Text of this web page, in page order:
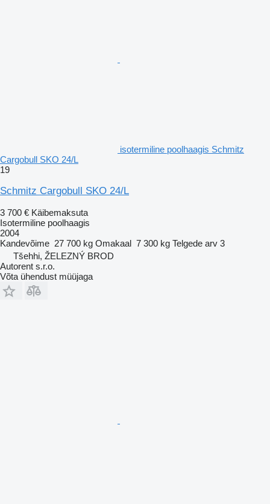
isotermiline poolhaagis Schmitz
Cargobull SKO 24/L
19
Schmitz Cargobull SKO 24/L
3 700 € Käibemaksuta
Isotermiline poolhaagis
2004
Kandevõime 27 700 kg Omakaal 7 300 kg Telgede arv 3
Tšehhi, ŽELEZNÝ BROD
Autorent s.r.o.
Võta ühendust müüjaga